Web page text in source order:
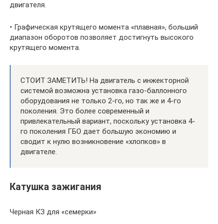
двигателя.
• Графическая крутящего момента «плавная», больший
диапазон оборотов позволяет достигнуть высокого
крутящего момента.
СТОИТ ЗАМЕТИТЬ! На двигатель с инжекторной
системой возможна установка газо-баллонного
оборудования не только 2-го, но так же и 4-го
поколения. Это более современный и
привлекательный вариант, поскольку установка 4-
го поколения ГБО дает большую экономию и
сводит к нулю возникновение «хлопков» в
двигателе.
Катушка зажигания
Черная КЗ для «семерки»